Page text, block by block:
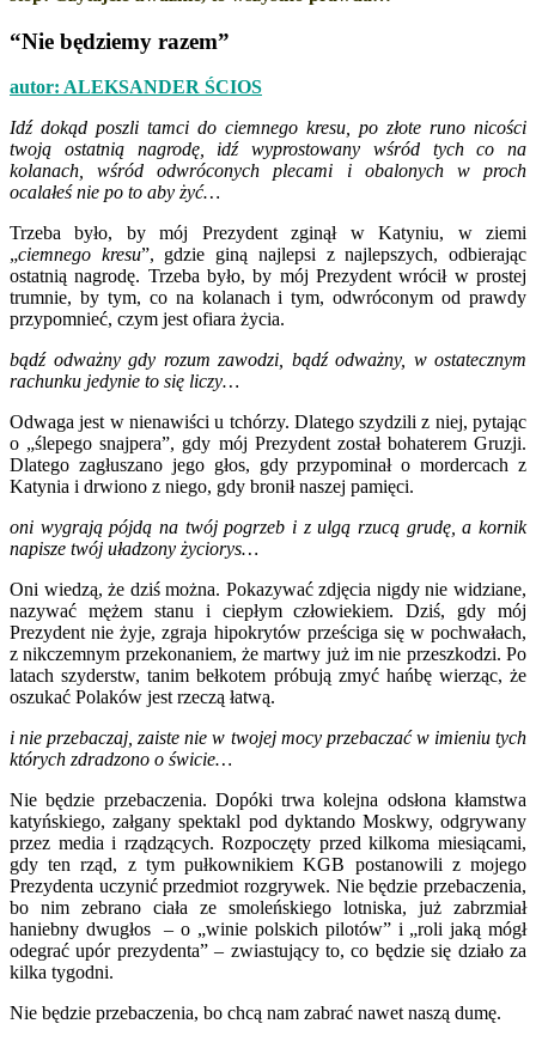
“Nie będziemy razem”
autor: ALEKSANDER ŚCIOS
Idź dokąd poszli tamci do ciemnego kresu, po złote runo nicości
twoją ostatnią nagrodę, idź wyprostowany wśród tych co na
kolanach, wśród odwróconych plecami i obalonych w proch
ocalałeś nie po to aby żyć…
Trzeba było, by mój Prezydent zginął w Katyniu, w ziemi
„ciemnego kresu”, gdzie giną najlepsi z najlepszych, odbierając
ostatnią nagrodę. Trzeba było, by mój Prezydent wrócił w prostej
trumnie, by tym, co na kolanach i tym, odwróconym od prawdy
przypomnieć, czym jest ofiara życia.
bądź odważny gdy rozum zawodzi, bądź odważny, w ostatecznym
rachunku jedynie to się liczy…
Odwaga jest w nienawiści u tchórzy. Dlatego szydzili z niej, pytając
o „ślepego snajpera”, gdy mój Prezydent został bohaterem Gruzji.
Dlatego zagłuszano jego głos, gdy przypominał o mordercach z
Katynia i drwiono z niego, gdy bronił naszej pamięci.
oni wygrają pójdą na twój pogrzeb i z ulgą rzucą grudę, a kornik
napisze twój uładzony życiorys…
Oni wiedzą, że dziś można. Pokazywać zdjęcia nigdy nie widziane,
nazywać mężem stanu i ciepłym człowiekiem. Dziś, gdy mój
Prezydent nie żyje, zgraja hipokrytów prześciga się w pochwałach,
z nikczemnym przekonaniem, że martwy już im nie przeszkodzi. Po
latach szyderstw, tanim bełkotem próbują zmyć hańbę wierząc, że
oszukać Polaków jest rzeczą łatwą.
i nie przebaczaj, zaiste nie w twojej mocy przebaczać w imieniu tych
których zdradzono o świcie…
Nie będzie przebaczenia. Dopóki trwa kolejna odsłona kłamstwa
katyńskiego, załgany spektakl pod dyktando Moskwy, odgrywany
przez media i rządzących. Rozpoczęty przed kilkoma miesiącami,
gdy ten rząd, z tym pułkownikiem KGB postanowili z mojego
Prezydenta uczynić przedmiot rozgrywek. Nie będzie przebaczenia,
bo nim zebrano ciała ze smoleńskiego lotniska, już zabrzmiał
haniebny dwugłos – o „winie polskich pilotów” i „roli jaką mógł
odegrać upór prezydenta” – zwiastujący to, co będzie się działo za
kilka tygodni.
Nie będzie przebaczenia, bo chcą nam zabrać nawet naszą dumę.